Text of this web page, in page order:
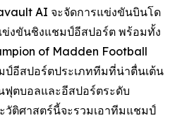
AI จะจัดการแข่งขันบินโด
งขันชิงแชมป์อีสปอร์ต พร้อมทั้ง
of Madden Football
อีสปอร์ตประเภททีมที่น่าตื่นเต้น
ฟุตบอลและอีสปอร์ตระดับ
วัติศาสตร์นี้จะรวมเอาทีมแชมป์